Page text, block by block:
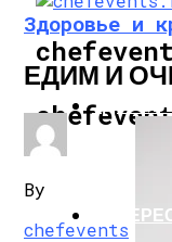
Здоровье и
ЕДИМ И
By
chefevents